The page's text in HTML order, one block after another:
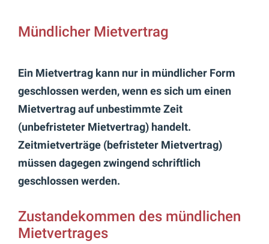
Mündlicher Mietvertrag
Ein Mietvertrag kann nur in mündlicher Form
geschlossen werden, wenn es sich um einen
Mietvertrag auf unbestimmte Zeit
(unbefristeter Mietvertrag) handelt.
Zeitmietverträge (befristeter Mietvertrag)
müssen dagegen zwingend schriftlich
geschlossen werden.
Zustandekommen des mündlichen
Mietvertrages